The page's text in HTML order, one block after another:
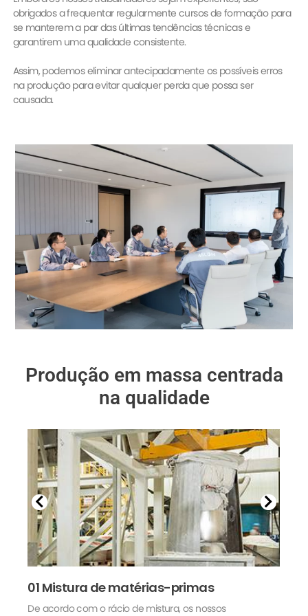
obrigados a frequentar regularmente cursos de formação para
se manterem a par das últimas tendências técnicas e
garantirem uma qualidade consistente.
Assim, podemos eliminar antecipadamente os possíveis erros
na produção para evitar qualquer perda que possa ser
causada.
Produção em massa centrada
na qualidade
01 Mistura de matérias-primas
De acordo com o rácio de mistura, os nossos